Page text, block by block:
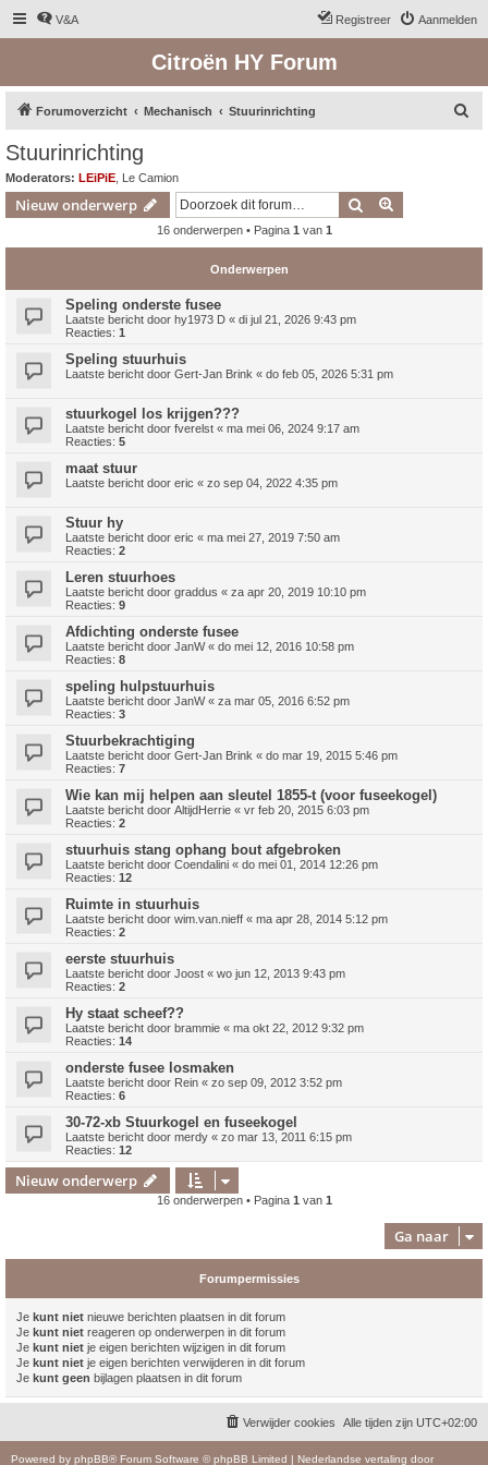
V&A Aanmelden
Registreer
Citroën HY Forum
Forumoverzicht Mechanisch Stuurinrichting
Stuurinrichting
Moderators: LEiPiE Le Camion
Nieuw onderwerp Zoek
16 onderwerpen • Pagina 1 van 1
Onderwerpen
Speling onderste fusee
Laatste bericht door hy1973 D « di jul 21, 2026 9:43 pm
Reacties: 1
Speling stuurhuis
Laatste bericht door Gert-Jan Brink « do feb 05, 2026 5:31 pm
stuurkogel los krijgen???
Laatste bericht door fverelst « ma mei 06, 2024 9:17 am
Reacties: 5
maat stuur
Laatste bericht door eric « zo sep 04, 2022 4:35 pm
Stuur hy
Laatste bericht door eric « ma mei 27, 2019 7:50 am
Reacties: 2
Leren stuurhoes
Laatste bericht door graddus « za apr 20, 2019 10:10 pm
Reacties: 9
Afdichting onderste fusee
Laatste bericht door JanW« do mei 12, 2016 10:58 pm
Reacties: 8
speling hulpstuurhuis
Laatste bericht door JanW« za mar 05, 2016 6:52 pm
Reacties: 3
Stuurbekrachtiging
Laatste bericht door Gert-Jan Brink « do mar 19, 2015 5:46 pm
Reacties: 7
Wie kan mij helpen aan sleutel 1855-t (voor fuseekogel)
Laatste bericht door AltijdHerrie « vr feb 20, 2015 6:03 pm
Reacties: 2
stuurhuis stang ophang bout afgebroken
Laatste bericht door Coendalini « do mei 01, 2014 12:26 pm
Reacties: 12
Ruimte in stuurhuis
Laatste bericht door wim.van.nieff « ma apr 28, 2014 5:12 pm
Reacties: 2
eerste stuurhuis
Laatste bericht door Joost « wo jun 12, 2013 9:43 pm
Reacties: 2
Hy staat scheef??
Laatste bericht door brammie « ma okt 22, 2012 9:32 pm
Reacties: 14
onderste fusee losmaken
Laatste bericht door Rein « zo sep 09, 2012 3:52 pm
Reacties: 6
30-72-xb Stuurkogel en fuseekogel
Laatste bericht door merdy « zo mar 13, 2011 6:15 pm
Reacties: 12
Nieuw onderwerp
16 onderwerpen • Pagina 1 van 1
Ga naar
Forumpermissies
Je kunt niet nieuwe berichten plaatsen in dit forum
Je kunt niet reageren op onderwerpen in dit forum
Je kunt niet je eigen berichten wijzigen in dit forum
Je kunt niet je eigen berichten verwijderen in dit forum
Je kunt geen bijlagen plaatsen in dit forum
Alle tijden zijn UTC+02:00
Verwijder cookies
Powered by phpBB® Forum Software © phpBB Limited | Nederlandse vertaling door